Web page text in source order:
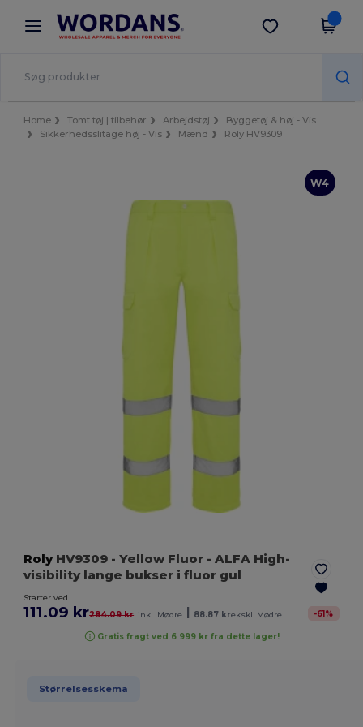
× Wordans-app
Bedre priser i appen!
Hent app
Home Tomt tøj | tilbehør Arbejdstøj
Byggetøj & høj - Vis
Sikkerhedsslitage høj - Vis
Mænd Roly HV9309
W4
RolyHV9309 - Yellow Fluor - ALFA High-
visibility lange bukser i fluor gul
Starter ved
111.09 kr284.09 kr inkl. Mødre 88.87 krekskl. Mødre -61%
Gratis fragt ved 6 999 kr fra dette lager!
Størrelsesskema